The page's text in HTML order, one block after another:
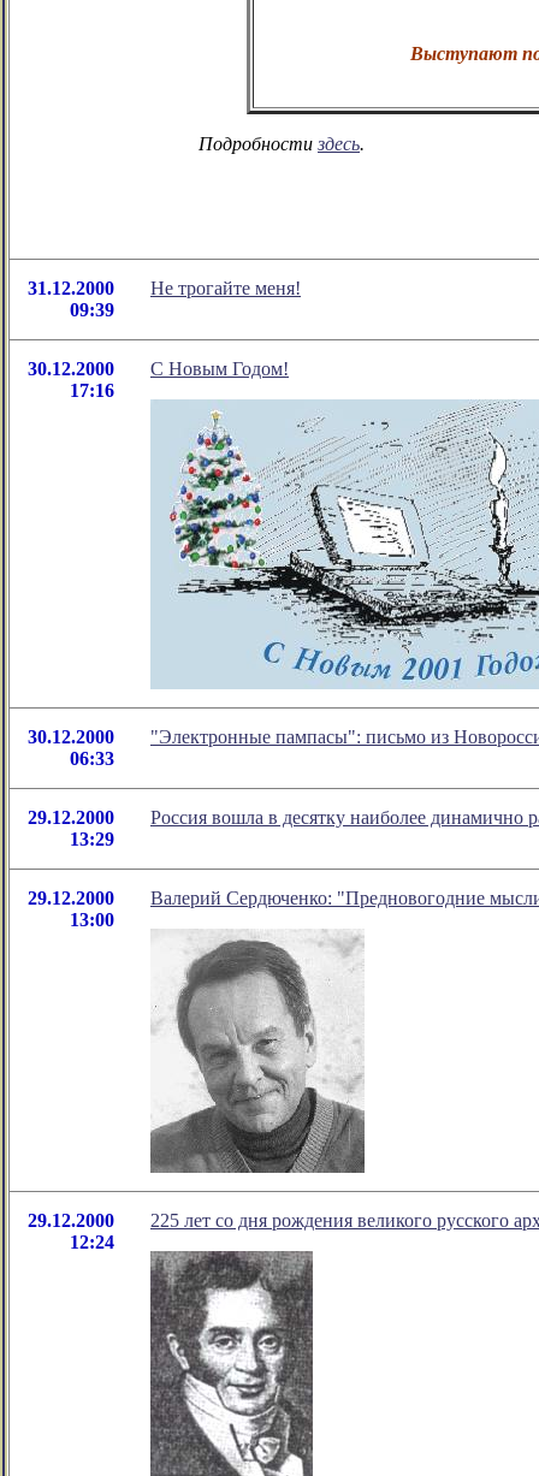
Выступают
Подробности здесь.
31.12.2000
09:39
Не трогайте меня!
30.12.2000
17:16
С Новым Годом!
30.12.2000
06:33
"Электронные пампасы": письмо из
29.12.2000
13:29
Россия вошла в десятку наиболее динамично
29.12.2000
13:00
Валерий Сердюченко: "Предновогодние
29.12.2000
12:24
225 лет со дня рождения великого русского